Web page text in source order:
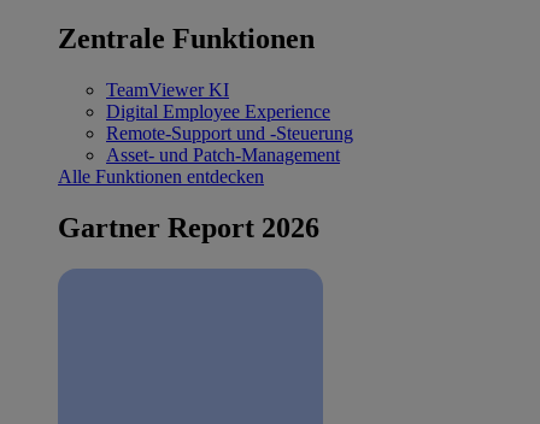
Zentrale Funktionen
TeamViewer KI
Digital Employee Experience
Remote-Support und -Steuerung
Asset- und Patch-Management
Alle Funktionen entdecken
Gartner Report 2026